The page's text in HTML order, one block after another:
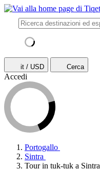
it / USD Cerca
Accedi
Portogallo
Sintra
Tour in tuk-tuk a Sintra